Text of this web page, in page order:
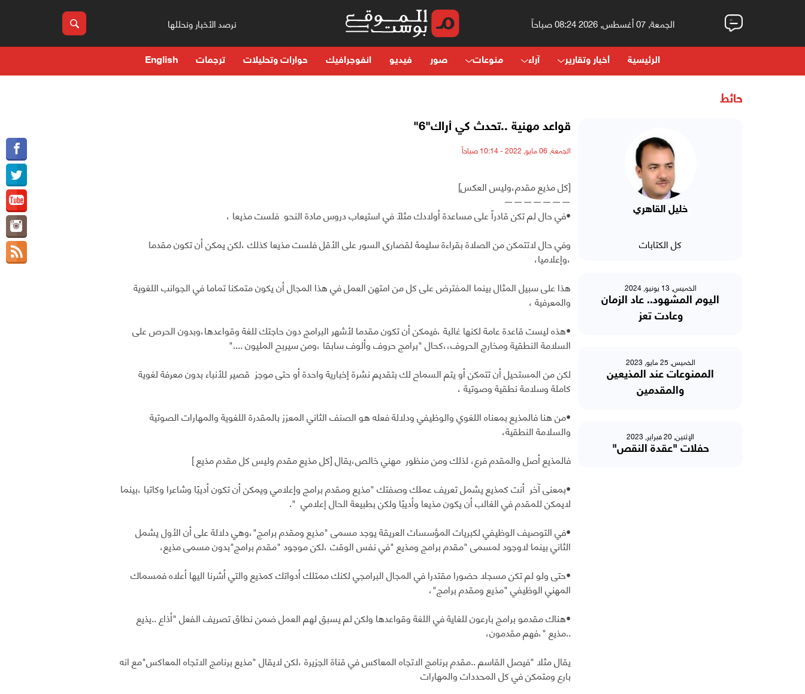
الجمعة, 07 أغسطس, 2026 08:24 صباحاً نرصد الأخبار ونحللها
الرئيسية أخبار وتقارير آراء منوعات صور فيديو انفوجرافيك حوارات وتحليلات ترجمات English
حائط
خليل القاهري
كل الكتابات
الخميس, 13 يونيو, 2024
اليوم المشهود.. عاد الزمان
وعادت تعز
الخميس, 25 مايو, 2023
الممنوعات عند المذيعين
والمقدمين
الإثنين, 20 فبراير, 2023
حفلات "عقدة النقص"
قواعد مهنية ..تحدث كي أراك"6"
الجمعة, 06 مايو, 2022 - 10:14 صباحاً
[كل مذيع مقدم،وليس العكس]
———————
•في حال لم تكن قادراً على مساعدة أولادك مثلاً في استيعاب دروس مادة النحو فلست مذيعا ،
وفي حال لاتتمكن من الصلاة بقراءة سليمة لقصارى السور على الأقل فلست مذيعا كذلك ،لكن يمكن أن تكون مقدما
،وإعلاميا،
هذا على سبيل المثال بينما المفترض على كل من امتهن العمل في هذا المجال أن يكون متمكنا تماما في الجوانب اللغوية
والمعرفية ،
•هذه ليست قاعدة عامة لكنها غالبة ،فيمكن أن تكون مقدما لأشهر البرامج دون حاجتك للغة وقواعدها،وبدون الحرص على
السلامة النطقية ومخارج الحروف،،كحال "برامج حروف وألوف سابقا ،ومن سيربح المليون ...."
لكن من المستحيل أن تتمكن أو يتم السماح لك بتقديم نشرة إخبارية واحدة أو حتى موجز قصير للأنباء بدون معرفة لغوية
كاملة وسلامة نطقية وصوتية ،
•من هنا فالمذيع بمعناه اللغوي والوظيفي ودلالة فعله هو الصنف الثاني المعزز بالمقدرة اللغوية والمهارات الصوتية
والسلامة النطقية،
فالمذيع أصل والمقدم فرع، لذلك ومن منظور مهني خالص،يقال [كل مذيع مقدم وليس كل مقدم مذيع ]
•بمعنى آخر أنت كمذيع يشمل تعريف عملك وصفتك "مذيع ومقدم برامج وإعلامي ويمكن أن تكون أديبًا وشاعرا وكاتبا ،بينما
لايمكن للمقدم في الغالب أن يكون مذيعا وأديبًا ولكن بطبيعة الحال إعلامي ".
•في التوصيف الوظيفي لكبريات المؤسسات العريقة يوجد مسمى "مذيع ومقدم برامج"،وهي دلالة على أن الأول يشمل
الثاني بينما لاوجود لمسمى "مقدم برامج ومذيع "في نفس الوقت ،لكن موجود "مقدم برامج"بدون مسمى مذيع،
•حتى ولو لم تكن مسجلا حضورا مقتدرا في المجال البرامجي لكنك ممتلك أدواتك كمذيع والتي أشرنا اليها أعلاه فمسماك
المهني الوظيفي "مذيع ومقدم برامج"،
•هناك مقدمو برامج بارعون للغاية في اللغة وقواعدها ولكن لم يسبق لهم العمل ضمن نطاق تصريف الفعل "أذاع ..يذيع
..مذيع "،فهم مقدمون،
يقال مثلا "فيصل القاسم ..مقدم برنامج الاتجاه المعاكس في قناة الجزيرة ،لكن لايقال "مذيع برنامج الاتجاه المعاكس"مع انه
بارع ومتمكن في كل المحددات والمهارات